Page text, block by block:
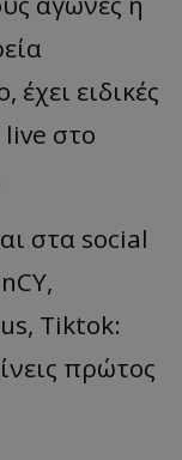
ειδικές
στο
στα social
Tiktok:
πρώτος